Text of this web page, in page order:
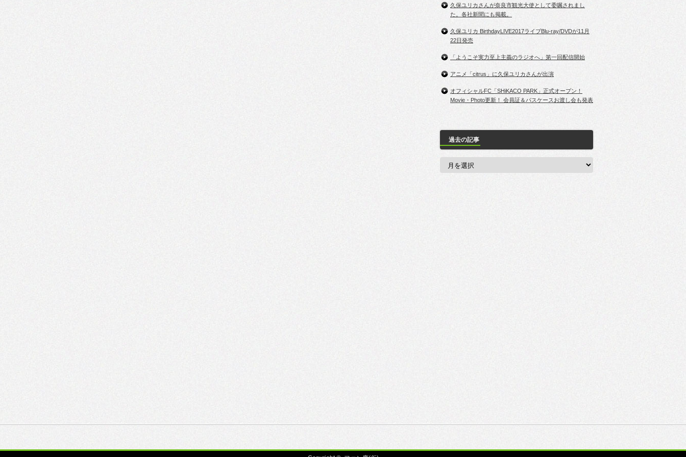
久保ユリカさんが奈良市観光大使として委嘱されまし
た。各社新聞にも掲載。
久保ユリカ BirthdayLIVE2017ライブBlu-ray/DVDが11月
22日発売
「ようこそ実力至上主義のラジオへ」第一回配信開始
アニメ「citrus」に久保ユリカさんが出演
オフィシャルFC「SHiKACO PARK」正式オープン！
Movie・Photo更新！ 会員証＆パスケースお渡し会も発表
過去の記事